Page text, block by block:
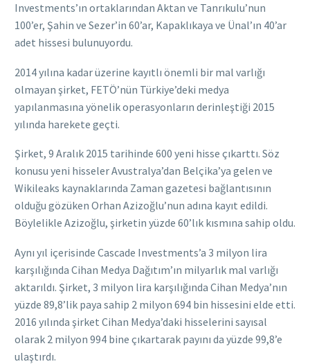
Investments’ın ortaklarından Aktan ve Tanrıkulu’nun
100’er, Şahin ve Sezer’in 60’ar, Kapaklıkaya ve Ünal’ın 40’ar
adet hissesi bulunuyordu.
2014 yılına kadar üzerine kayıtlı önemli bir mal varlığı
olmayan şirket, FETÖ’nün Türkiye’deki medya
yapılanmasına yönelik operasyonların derinleştiği 2015
yılında harekete geçti.
Şirket, 9 Aralık 2015 tarihinde 600 yeni hisse çıkarttı. Söz
konusu yeni hisseler Avustralya’dan Belçika’ya gelen ve
Wikileaks kaynaklarında Zaman gazetesi bağlantısının
olduğu gözüken Orhan Azizoğlu’nun adına kayıt edildi.
Böylelikle Azizoğlu, şirketin yüzde 60’lık kısmına sahip oldu.
Aynı yıl içerisinde Cascade Investments’a 3 milyon lira
karşılığında Cihan Medya Dağıtım’ın milyarlık mal varlığı
aktarıldı. Şirket, 3 milyon lira karşılığında Cihan Medya’nın
yüzde 89,8’lik paya sahip 2 milyon 694 bin hissesini elde etti.
2016 yılında şirket Cihan Medya’daki hisselerini sayısal
olarak 2 milyon 994 bine çıkartarak payını da yüzde 99,8’e
ulaştırdı.